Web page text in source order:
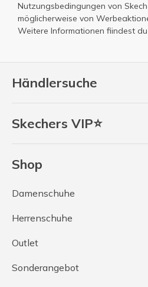
Händlersuche
Skechers VIP⭐
Shop
Damenschuhe
Herrenschuhe
Outlet
Sonderangebot
Nutzungsbedingungen von
möglicherweise von
Weitere Informationen fiindest